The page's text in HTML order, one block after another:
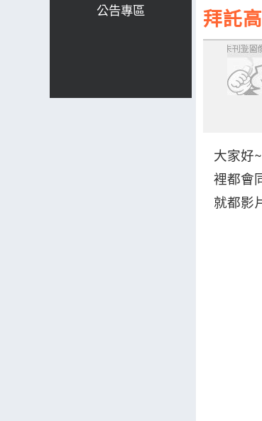
公告專區
拜託
大家好
裡都會
就都影